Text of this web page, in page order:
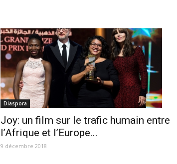
Diaspora
Joy: un film sur le trafic humain entre
l’Afrique et l’Europe...
9 décembre 2018